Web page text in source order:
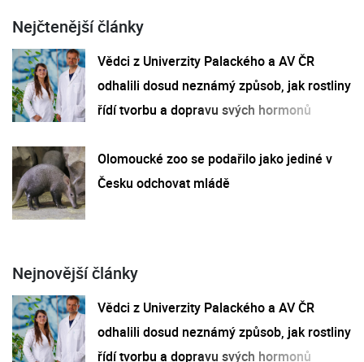
Nejčtenější články
Vědci z Univerzity Palackého a AV ČR
odhalili dosud neznámý způsob, jak rostliny
řídí tvorbu a dopravu svých hormonů
Olomoucké zoo se podařilo jako jediné v
Česku odchovat mládě
Nejnovější články
Vědci z Univerzity Palackého a AV ČR
odhalili dosud neznámý způsob, jak rostliny
řídí tvorbu a dopravu svých hormonů